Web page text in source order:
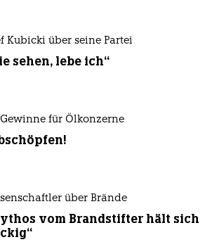
Kubicki über seine Partei
sehen, lebe ich“
für Ölkonzerne
über Brände
vom Brandstifter hält sich